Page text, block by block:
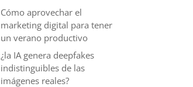
Cómo aprovechar el
marketing digital para tener
un verano productivo
¿la IA genera deepfakes
indistinguibles de las
imágenes reales?